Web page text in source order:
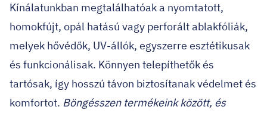
Kínálatunkban megtalálhatóak a nyomtatott,
homokfújt, opál hatású vagy perforált ablakfóliák,
melyek hővédők, UV-állók, egyszerre esztétikusak
és funkcionálisak. Könnyen telepíthetők és
tartósak, így hosszú távon biztosítanak védelmet és
komfortot. Böngésszen termékeink között, és